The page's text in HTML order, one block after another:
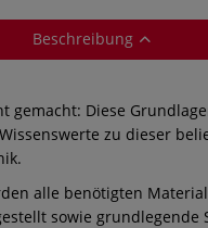
Beschreibung
gemacht: Diese
zu dieser
alle benötigten
sowie grundlegende